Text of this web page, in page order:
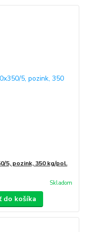
5, pozink, 350 kg/pol.
Skladom
do košíka